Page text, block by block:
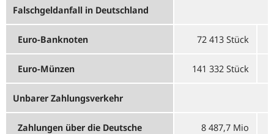
Falschgeldanfall in Deutschland
Euro-Banknoten 72 413 Stück
Euro-Münzen 141 332 Stück
Unbarer Zahlungsverkehr
Zahlungen über die Deutsche
8 487,7 Mio